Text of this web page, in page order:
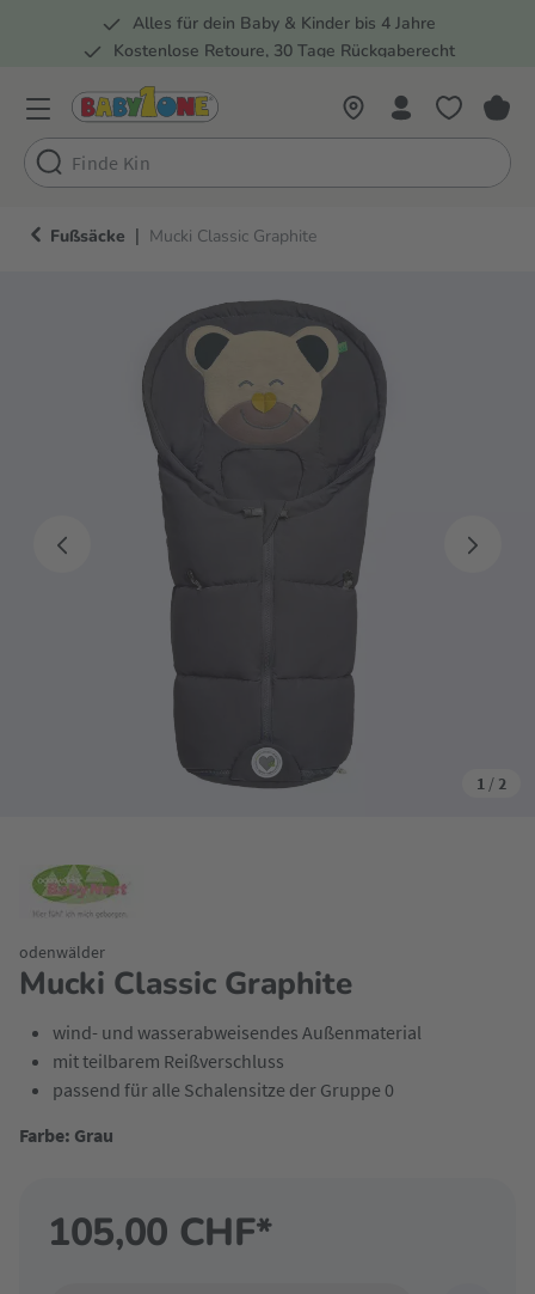
Zur Hauptnavigation springen
Alles für dein Baby & Kinder bis 4 Jahre
Kostenlose Retoure, 30 Tage Rückgaberecht
Fußsäcke | Mucki Classic Graphite
1 / 2
Mucki Classic Graphite
odenwälder
wind- und wasserabweisendes Außenmaterial
mit teilbarem Reißverschluss
passend für alle Schalensitze der Gruppe 0
Farbe: Grau
105,00 CHF*